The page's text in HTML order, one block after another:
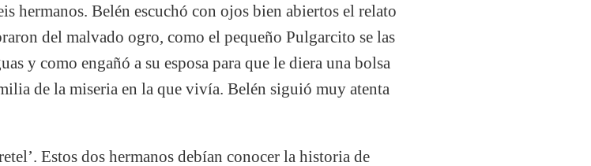
hermanos. Belén escuchó con ojos bien abiertos el relato
del malvado ogro, como el pequeño Pulgarcito se las
y como engañó a su esposa para que le diera una bolsa
de la miseria en la que vivía. Belén siguió muy atenta
Estos dos hermanos debían conocer la historia de